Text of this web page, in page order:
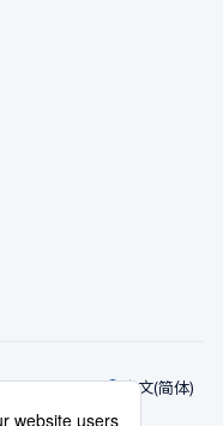
中文(简体)